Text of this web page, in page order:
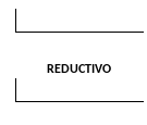
REDUCTIVO